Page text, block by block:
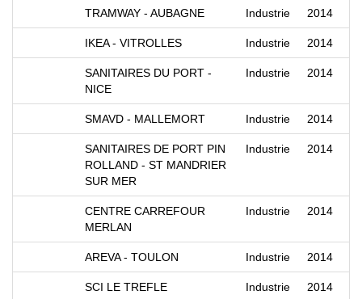
TRAMWAY - AUBAGNE Industrie 2014
IKEA - VITROLLES Industrie 2014
SANITAIRES DU PORT -
NICE
Industrie 2014
SMAVD - MALLEMORT Industrie 2014
SANITAIRES DE PORT PIN
ROLLAND - ST MANDRIER
SUR MER
Industrie 2014
CENTRE CARREFOUR
MERLAN
Industrie 2014
AREVA - TOULON Industrie 2014
SCI LE TREFLE Industrie 2014